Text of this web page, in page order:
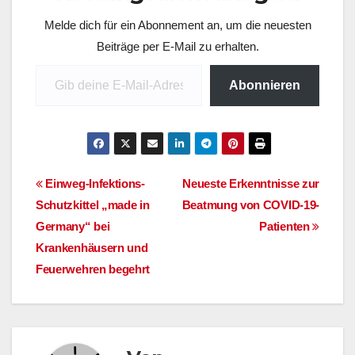
Das Notfall-
Beatmungsgerät ist
allerdings keine
Sonderzulassung für
den Notfall wäre
Melde dich für ein Abonnement an, um die neuesten
Beiträge per E-Mail zu erhalten.
Abonnieren
Beitragsnavigation
Neueste Erkenntnisse zur
Beatmung von COVID-19-
Patienten
Einweg-Infektions-
Schutzkittel „made in
Germany“ bei
Krankenhäusern und
Feuerwehren begehrt